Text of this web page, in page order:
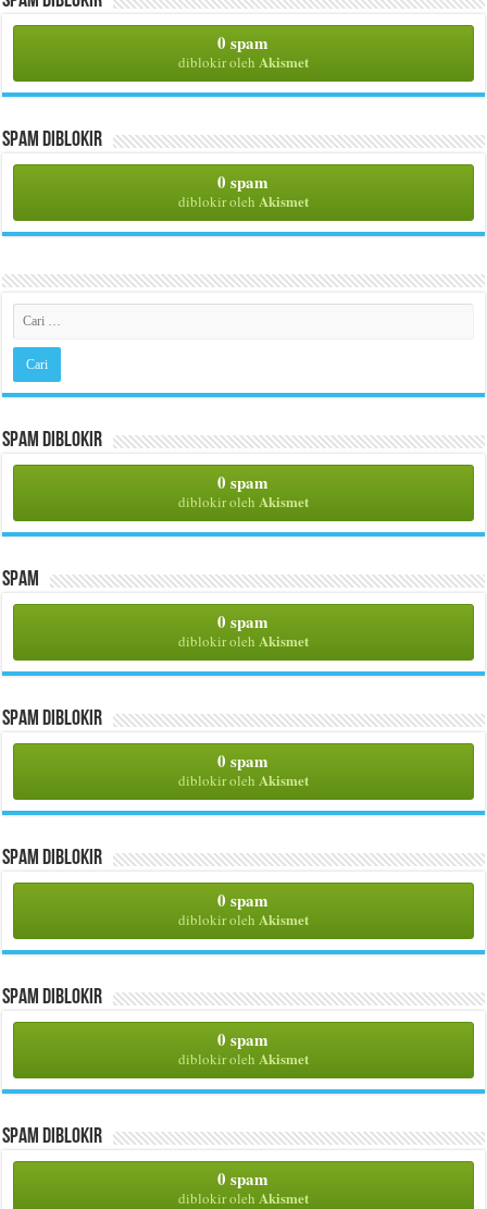
0 spam
diblokir oleh Akismet
Spam Diblokir
0 spam
diblokir oleh Akismet
Spam Diblokir
0 spam
diblokir oleh Akismet
Spam
0 spam
diblokir oleh Akismet
Spam Diblokir
0 spam
diblokir oleh Akismet
Spam Diblokir
0 spam
diblokir oleh Akismet
Spam Diblokir
0 spam
diblokir oleh Akismet
Spam Diblokir
0 spam
diblokir oleh Akismet